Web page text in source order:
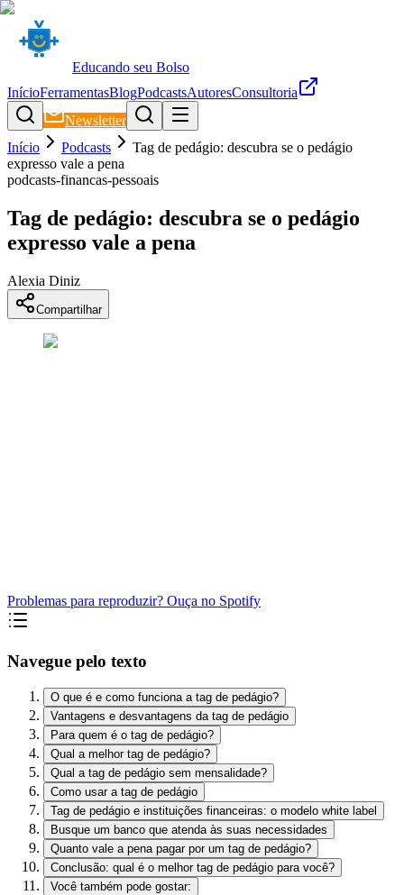
Educando seu Bolso
InícioFerramentasBlogPodcastsAutoresConsultoria
Newsletter
Início
Podcasts
Tag de pedágio: descubra se o pedágio
expresso vale a pena
podcasts-financas-pessoais
Tag de pedágio: descubra se o pedágio
expresso vale a pena
Alexia Diniz
Compartilhar
Problemas para reproduzir? Ouça no Spotify
Navegue pelo texto
O que é e como funciona a tag de pedágio?
Vantagens e desvantagens da tag de pedágio
Para quem é o tag de pedágio?
Qual a melhor tag de pedágio?
Qual a tag de pedágio sem mensalidade?
Como usar a tag de pedágio
Tag de pedágio e instituições financeiras: o modelo white label
Busque um banco que atenda às suas necessidades
Quanto vale a pena pagar por um tag de pedágio?
Conclusão: qual é o melhor tag de pedágio para você?
Você também pode gostar: